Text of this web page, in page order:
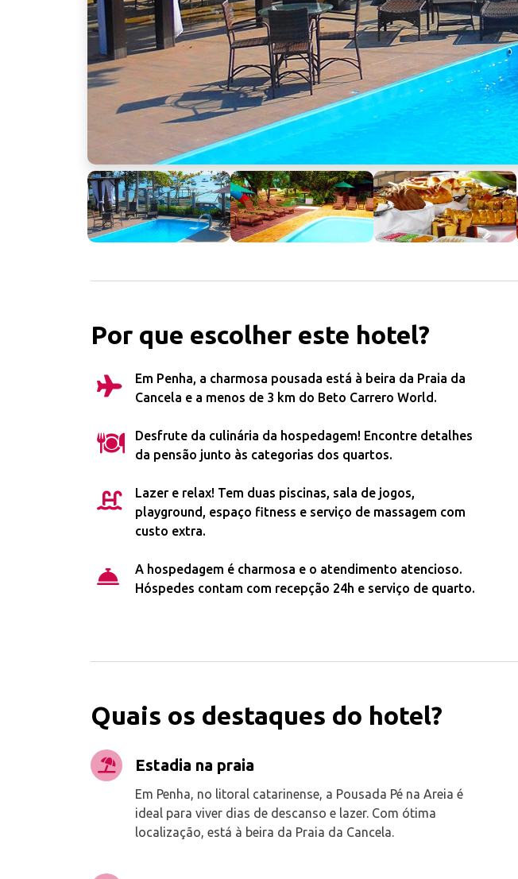
Por que escolher este hotel?
Em Penha, a charmosa pousada está à beira da Praia da
Cancela e a menos de 3 km do Beto Carrero World.
Desfrute da culinária da hospedagem! Encontre detalhes
da pensão junto às categorias dos quartos.
Lazer e relax! Tem duas piscinas, sala de jogos,
playground, espaço fitness e serviço de massagem com
custo extra.
A hospedagem é charmosa e o atendimento atencioso.
Hóspedes contam com recepção 24h e serviço de quarto.
Quais os destaques do hotel?
Estadia na praia
Em Penha, no litoral catarinense, a Pousada Pé na Areia é
ideal para viver dias de descanso e lazer. Com ótima
localização, está à beira da Praia da Cancela.